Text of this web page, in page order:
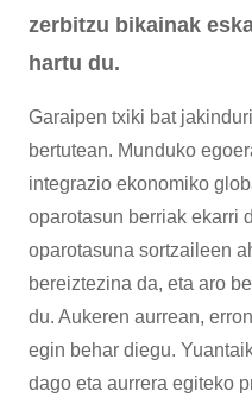
zerbitzu bikainak
hartu du.
Garaipen txiki bat
bertutean. Munduko
integrazio ekonomiko
oparotasun berriak ekarri
oparotasuna sortzaileen
bereiztezina da, eta aro
du. Aukeren aurrean,
egin behar diegu.
dago eta aurrera egiteko